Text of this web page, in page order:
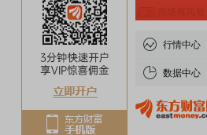
行情中心
数据中心